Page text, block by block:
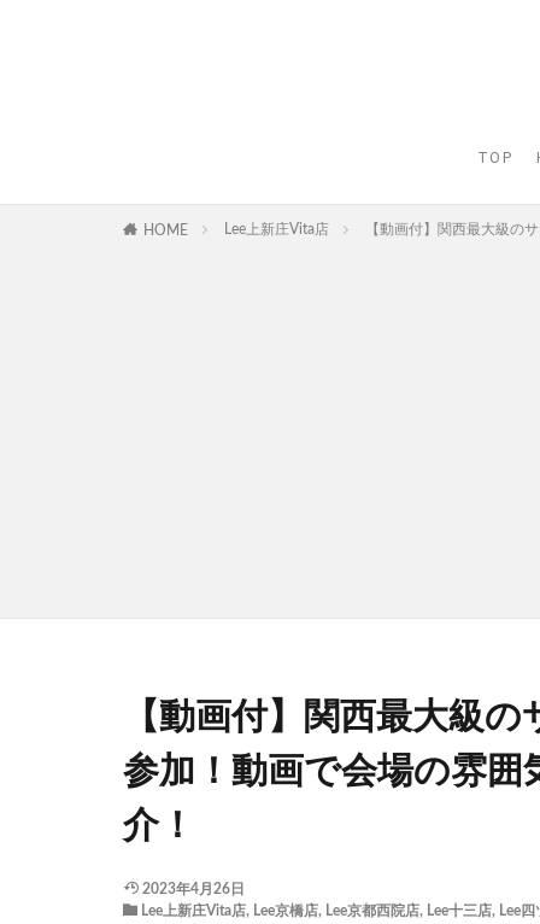
TOP
HOME Lee上新庄Vita店 【動画付】関西最大級の
【動画付】関西最大級
参加！動画で会場の雰
介！
2023年4月26日
Lee上新庄Vita店, Lee京橋店, Lee京都西院店, Lee十三店, Lee